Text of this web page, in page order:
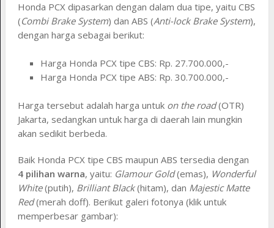
Honda PCX dipasarkan dengan dalam dua tipe, yaitu CBS
(Combi Brake System) dan ABS (Anti-lock Brake System),
dengan harga sebagai berikut:
Harga Honda PCX tipe CBS: Rp. 27.700.000,-
Harga Honda PCX tipe ABS: Rp. 30.700.000,-
Harga tersebut adalah harga untuk on the road(OTR)
Jakarta, sedangkan untuk harga di daerah lain mungkin
akan sedikit berbeda.
Baik Honda PCX tipe CBS maupun ABS tersedia dengan
4 pilihan warna, yaitu: Glamour Gold(emas), Wonderful
White(putih), Brilliant Black(hitam), dan Majestic Matte
Red(merah doff). Berikut galeri fotonya (klik untuk
memperbesar gambar):